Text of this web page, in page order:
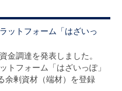
ットフォーム「はざいっ
金調達を発表しました。
トフォーム「はざいっぽ」
余剰資材（端材）を登録